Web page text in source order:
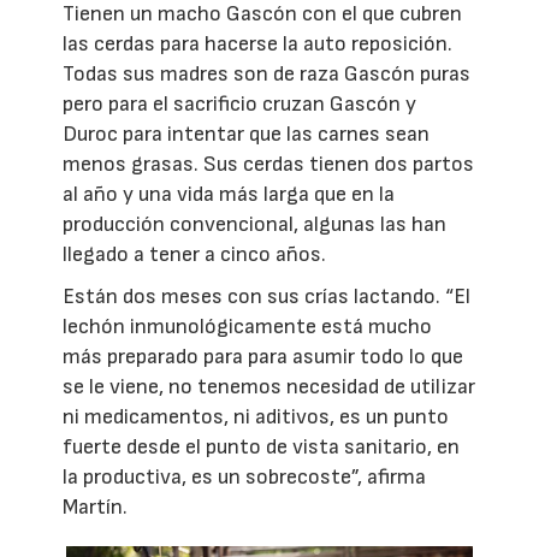
Tienen un macho Gascón con el que cubren
las cerdas para hacerse la auto reposición.
Todas sus madres son de raza Gascón puras
pero para el sacrificio cruzan Gascón y
Duroc para intentar que las carnes sean
menos grasas. Sus cerdas tienen dos partos
al año y una vida más larga que en la
producción convencional, algunas las han
llegado a tener a cinco años.
Están dos meses con sus crías lactando. “El
lechón inmunológicamente está mucho
más preparado para para asumir todo lo que
se le viene, no tenemos necesidad de utilizar
ni medicamentos, ni aditivos, es un punto
fuerte desde el punto de vista sanitario, en
la productiva, es un sobrecoste”, afirma
Martín.